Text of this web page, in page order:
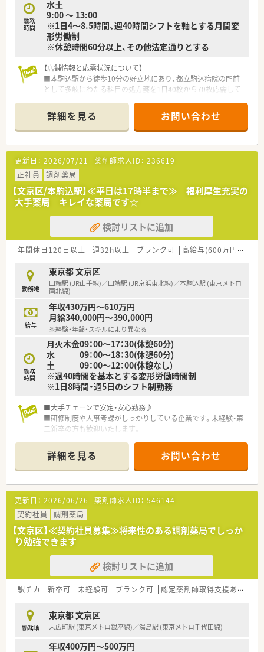
勤務
時間
水土
9:00 ～ 13:00
※1日4～8.5時間、週40時間シフトを軸とする月間変
形労働制
※休憩時間60分以上、その他法定通りとする
【店舗情報と応需状況について】
■本駒込駅から徒歩10分の好立地にあり、都立駒込病院の門前
として多岐にわたる科目の処方箋を1日40枚から70枚応需して
■薬剤師は常勤5名の手厚い体制を整えており、歯科や心療内科
から外科まで幅広い知識を吸収しながら専門性を磨くことが可
能です。
■医薬品の採用品目数は1,500品目と非常に豊富であり、病院門
前ならではの高度な調剤経験を積める環境が大きな魅力となっ
ています。
【こんな方が活躍中】
■病院での勤務経験があり、病棟業務や無菌調剤のスキルを活か
して、より患者様に近い調剤薬局の現場に挑戦したい方が活躍し
ています。
■子育てをしながら時短勤務制度を活用している薬剤師も多く
在籍しており、限られた時間の中で効率的に業務を遂行されてい
ます。
たいと考える、意欲的で柔軟な考えを持つ若手からベテランが中
心です。
【こんな方にオススメ】
■年間休日が120日以上ある環境で、プライベートや家族との時
間を大切にしながら、薬剤師としてキャリアを積みたい方に最適
です。
■手厚い借上げ社宅制度を利用して、自己負担2割という低コス
トで新生活をスタートさせたい、遠方からの転職希望者にも推奨
します。
■大手グループの安定した経営基盤の下で、教育制度や福利厚生
が充実した職場を求めている安定志向の方に非常におすすめの
【やりがい/おすすめポイント】
■病院門前という立地から、最新の高度な薬物療法に触れる機会
が多く、薬剤師としての知的好奇心を常に満たせるやりがいがあ
ります。
■患者様一人ひとりと深く向き合えるマンツーマン薬局のスタ
イルをとっており、感謝の言葉を直接いただける瞬間が大きな喜
びです。
■1分単位の残業代支給や豊富な手当など、日々の努力がしっか
りと給与に反映される仕組みがあるため、高いモチベーションを
維持できます。
詳細を見る お問い合わせ
更新日： 2026/07/21 薬剤師求人ID： 236619
正社員
調剤薬局
【文京区/本駒込駅】≪平日は17時半まで≫ 福利厚生充実の
大手薬局 キレイな薬局です☆
検討リストに追加
年間休日120日以上 週32h以上 ブランク可 高給与(600万円以上)
勤務地
東京都 文京区
田端駅 (JR山手線)／田端駅 (JR京浜東北線)／本駒込駅 (東京メトロ
南北線)
給与
年収430万円～610万円
月給340,000円～390,000円
※経験・年齢・スキルにより異なる
勤務
時間
月火木金09：00～17：30(休憩60分)
水 09：00～18：30(休憩60分)
土 09：00～12：00(休憩なし)
※週40時間を基本とする変形労働時間制
※1日8時間・週5日のシフト制勤務
■大手チェーンで安定・安心勤務♪
■研修制度や人事考課がしっかりしている企業です。未経験・第
二新卒の方も歓迎いたします。
詳細を見る お問い合わせ
更新日： 2026/06/26 薬剤師求人ID： 546144
契約社員
調剤薬局
【文京区】≪契約社員募集≫将来性のある調剤薬局でしっか
り勉強できます
検討リストに追加
駅チカ 新卒可 未経験可 ブランク可 認定薬剤師取得支援あり
勤務地
東京都 文京区
末広町駅 (東京メトロ銀座線)／湯島駅 (東京メトロ千代田線)
年収400万円～500万円